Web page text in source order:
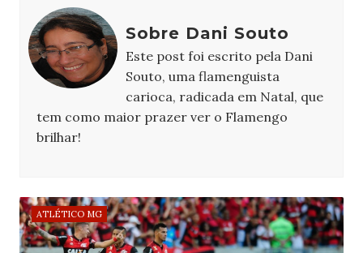
Sobre Dani Souto
Este post foi escrito pela Dani
Souto, uma flamenguista
carioca, radicada em Natal, que
tem como maior prazer ver o Flamengo
brilhar!
ATLÉTICO MG